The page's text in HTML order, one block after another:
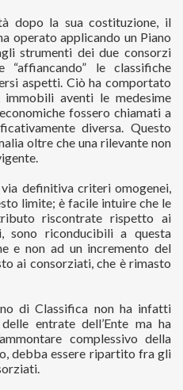
dopo la sua costituzione, il
operato applicando un Piano
strumenti dei due consorzi
“affiancando” le classifiche
aspetti. Ciò ha comportato
immobili aventi le medesime
fossero chiamati a
diversa. Questo
oltre che una rilevante non
definitiva criteri omogenei,
limite; è facile intuire che le
riscontrate rispetto ai
sono riconducibili a questa
e non ad un incremento del
ai consorziati, che è rimasto
di Classifica non ha infatti
entrate dell’Ente ma ha
complessivo della
debba essere ripartito fra gli